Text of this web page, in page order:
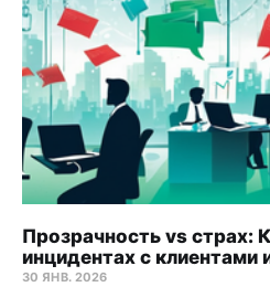
Прозрачность vs страх:
инцидентах с клиентами
30 ЯНВ. 2026